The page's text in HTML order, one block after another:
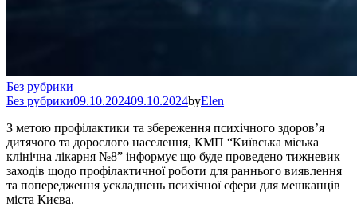
Без рубрики
Без рубрики09.10.202409.10.2024byElen
З метою профілактики та збереження психічного здоров’я
дитячого та дорослого населення, КМП “Київська міська
клінічна лікарня №8” інформує що буде проведено тижневик
заходів щодо профілактичної роботи для раннього виявлення
та попередження ускладнень психічної сфери для мешканців
міста Києва.